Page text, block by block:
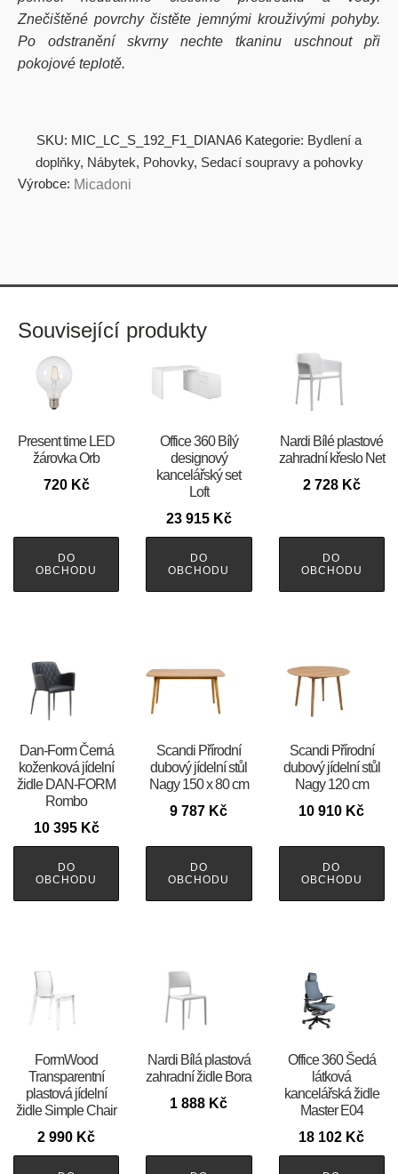
Znečištěné povrchy čistěte jemnými krouživými pohyby.
Po odstranění skvrny nechte tkaninu uschnout při
pokojové teplotě.
SKU: MIC_LC_S_192_F1_DIANA6 Kategorie: Bydlení a
doplňky, Nábytek, Pohovky, Sedací soupravy a pohovky
Výrobce: Micadoni
Související produkty
Present time LED
žárovka Orb
720 Kč
DO
OBCHODU
Office 360 Bílý
designový
kancelářský set
Loft
23 915 Kč
DO
OBCHODU
Nardi Bílé plastové
zahradní křeslo Net
2 728 Kč
DO
OBCHODU
​​​​​Dan-Form Černá
koženková jídelní
židle DAN-FORM
Rombo
10 395 Kč
DO
OBCHODU
Scandi Přírodní
dubový jídelní stůl
Nagy 150 x 80 cm
9 787 Kč
DO
OBCHODU
Scandi Přírodní
dubový jídelní stůl
Nagy 120 cm
10 910 Kč
DO
OBCHODU
FormWood
Transparentní
plastová jídelní
židle Simple Chair
2 990 Kč
Nardi Bílá plastová
zahradní židle Bora
1 888 Kč
Office 360 Šedá
látková
kancelářská židle
Master E04
18 102 Kč